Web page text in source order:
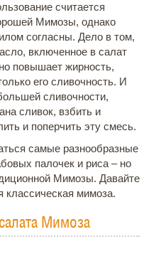
считается
Мимозы, однако
согласны. Дело в том,
включенное в салат
повышает жирность,
его сливочность. И
сливочности,
сливок, взбить и
и поперчить эту смесь.
самые разнообразные
палочек и риса – но
Мимозы. Давайте
классическая мимоза.
Мимоза